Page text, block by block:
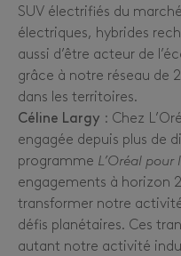
SUV électrifiés du
électriques, hybrides
aussi d’être acteur de
grâce à notre réseau de
dans les territoires.
Céline Largy : Chez
engagée depuis plus de
programme L’Oréal pour
engagements à horizon
transformer notre
défis planétaires. Ces
autant notre activité